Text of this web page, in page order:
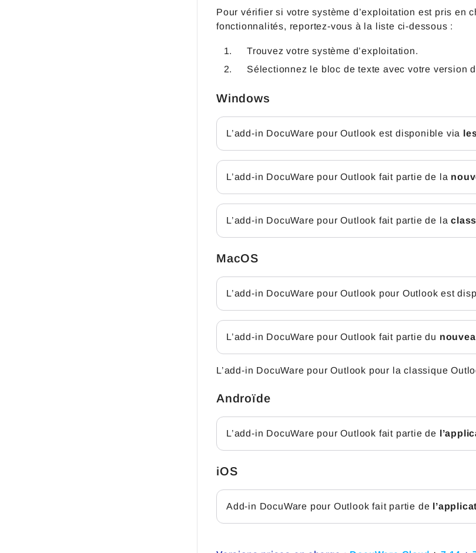
Pour vérifier si votre système d’exploitation est pris en
fonctionnalités, reportez-vous à la liste ci-dessous :
Trouvez votre système d’exploitation.
Sélectionnez le bloc de texte avec votre version
Windows
L’add-in DocuWare pour Outlook est disponible via
L’add-in DocuWare pour Outlook fait partie de la
L’add-in DocuWare pour Outlook fait partie de la
MacOS
L’add-in DocuWare pour Outlook pour Outlook est
L’add-in DocuWare pour Outlook fait partie du
L’add-in DocuWare pour Outlook pour la classique
Androïde
L’add-in DocuWare pour Outlook fait partie de
iOS
Add-in DocuWare pour Outlook fait partie de